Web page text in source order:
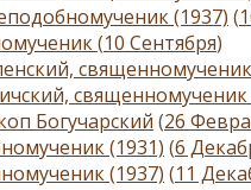
(1937) (
(10 Сентября)
священномученик
Богучарский (26
(1931) (6
(1937) (11